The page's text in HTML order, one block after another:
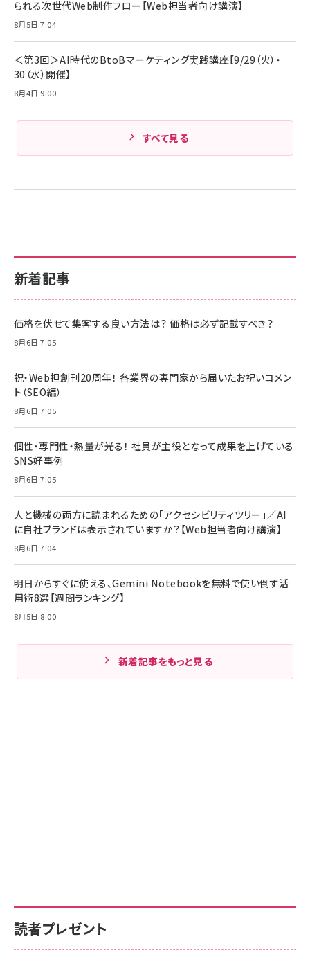
Pro/Air 各種対応 (1.8m ミッドナイトブラック)
￥1,890
新着記事
価格を伏せて集客する良い方法は？ 価格は必ず記載すべき？
8月6日 7:05
祝・Web担創刊20周年！ 各業界の専門家から届いたお祝いコメン
ト（SEO編）
8月6日 7:05
個性・専門性・熱量が光る！ 社員が主役となって成果を上げている
SNS好事例
8月6日 7:05
人と機械の両方に読まれるための「アクセシビリティツリー」／AI
に自社ブランドは表示されていますか？【Web担当者向け講演】
8月6日 7:04
明日からすぐに使える、Gemini Notebookを無料で使い倒す活
用術8選【週間ランキング】
8月5日 8:00
新着記事をもっと見る
読者プレゼント
られる次世代Web制作フロー【Web担当者向け講演】
8月5日 7:04
＜第3回＞AI時代のBtoBマーケティング実践講座【9/29（火）・
30（水）開催】
8月4日 9:00
すべて見る